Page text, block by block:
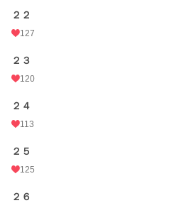
２２
127
２３
120
２４
113
２５
125
２６